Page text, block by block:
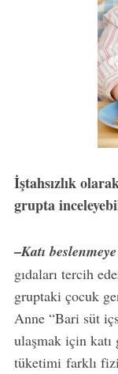
İştahsızlık
grupta
–Katı
gıdaları tercih
gruptaki çocuk
Anne “Bari süt
ulaşmak için katı
tüketimi farklı